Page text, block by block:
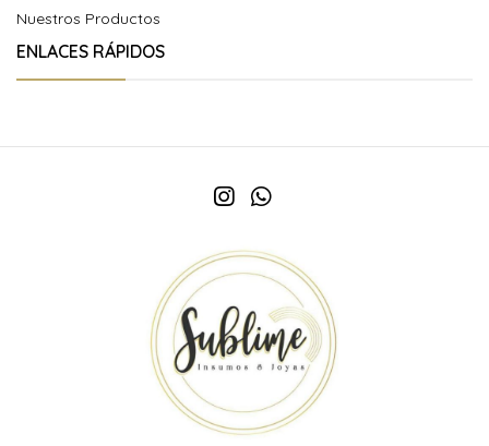
Nuestros Productos
ENLACES RÁPIDOS